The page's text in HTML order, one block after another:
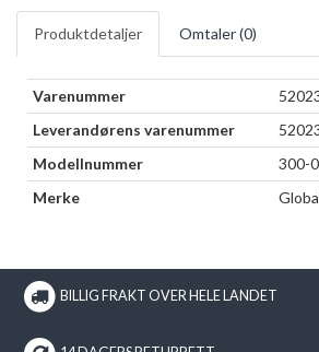
Produktdetaljer Omtaler (0)
Varenummer
Leverandørens varenummer
Modellnummer
300-
Merke
BILLIG FRAKT OVER HELE LANDET